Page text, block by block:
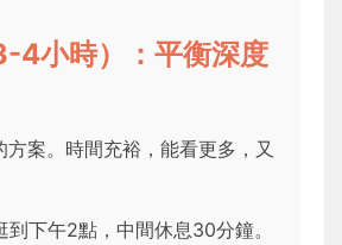
4小時）：平衡深度
案。時間充裕，能看更多，又
到下午2點，中間休息30分鐘。